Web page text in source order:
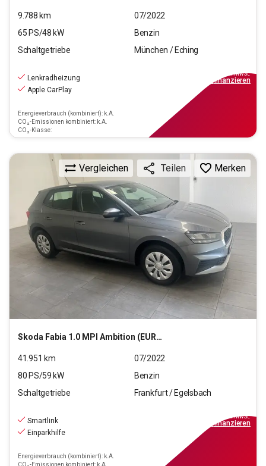
9.788 km
07/2022
65 PS/48 kW
Benzin
Schaltgetriebe
München / Eching
Lenkradheizung
Apple CarPlay
Energieverbrauch (kombiniert): k.A.
CO₂-Emissionen kombiniert: k.A.
CO₂-Klasse:
inkl.MwSt.
finanzieren
Skoda Fabia 1.0 MPI Ambition (EURO 6d)
Vergleichen Teilen Merken
41.951 km
07/2022
80PS/59kW
Benzin
Schaltgetriebe
Frankfurt / Egelsbach
Smartlink
Einparkhilfe
Energieverbrauch (kombiniert): k.A.
CO₂-Emissionen kombiniert: k.A.
inkl.MwSt.
finanzieren